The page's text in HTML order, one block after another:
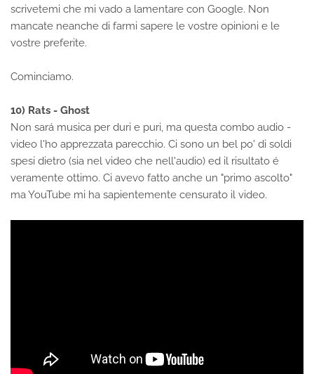
scrivetemi che mi vado a lamentare con Google. Non
mancate neanche di farmi sapere le vostre opinioni e le
vostre preferite.
Cominciamo.
10) Rats - Ghost
Non sará musica per duri e puri, ma questa combo audio -
video l'ho apprezzata parecchio. Ci sono un bel po' di soldi
spesi dietro (sia nel video che nell'audio) ed il risultato é
veramente ottimo. Ci avevo fatto anche un "primo ascolto"
ma YouTube mi ha sapientemente censurato il video.